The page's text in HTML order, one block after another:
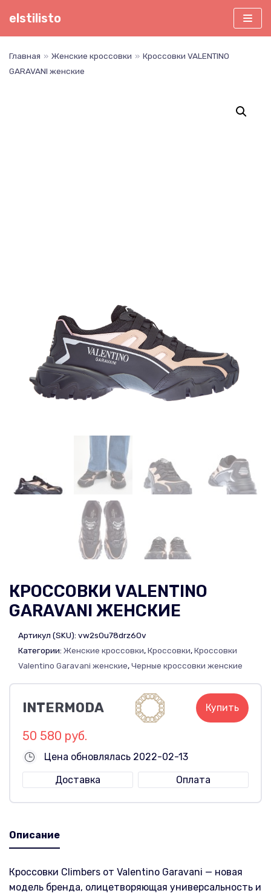
Перейти
elstilisto
Главная » Женские кроссовки » Кроссовки VALENTINO
GARAVANI женские
КРОССОВКИ VALENTINO
GARAVANI ЖЕНСКИЕ
Артикул (SKU): vw2s0u78drz60v
Категории: Женские кроссовки,Кроссовки,Кроссовки
Valentino Garavani женские,Черные кроссовки женские
INTERMODA Купить
50 580 руб.
Цена обновлялась 2022-02-13
Доставка
Оплата
Описание
Кроссовки Climbers от Valentino Garavani — новая
модель бренда, олицетворяющая универсальность и